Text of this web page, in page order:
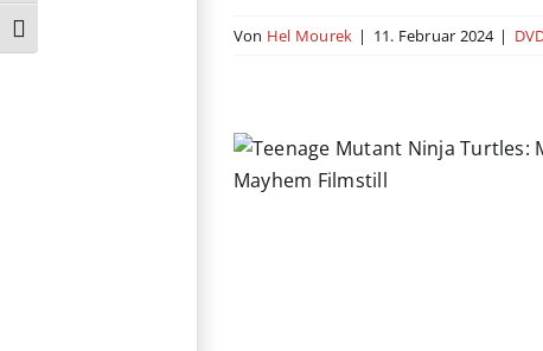
Schrift vergrößern
Von Hel Mourek | 11. Februar 2024 |